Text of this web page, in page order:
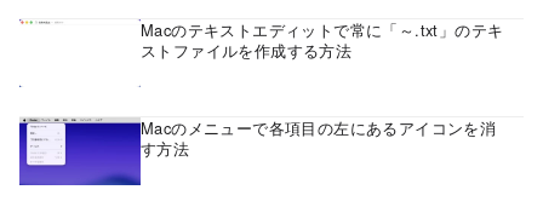
Macのテキストエディットで常に「～.txt」のテキ
ストファイルを作成する方法
Macのメニューで各項目の左にあるアイコンを消
す方法